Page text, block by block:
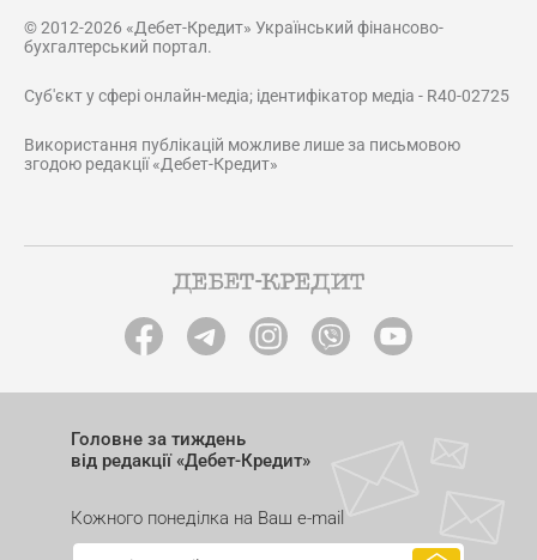
© 2012-2026 «Дебет-Кредит» Український фінансово-
бухгалтерський портал.
Суб'єкт у сфері онлайн-медіа; ідентифікатор медіа - R40-02725
Використання публікацій можливе лише за письмовою
згодою редакції «Дебет-Кредит»
Головне за тиждень
від редакції «Дебет-Кредит»
Кожного понеділка на Ваш e-mail